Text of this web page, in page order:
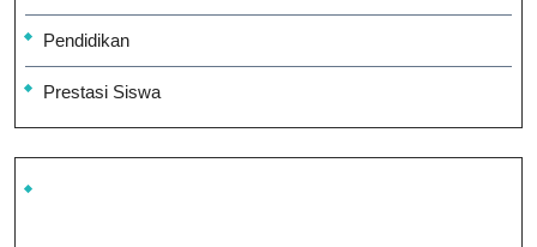
Pendidikan
Prestasi Siswa